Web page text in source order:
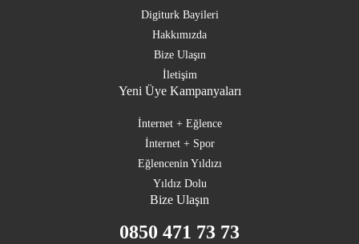
Digiturk Bayileri
Hakkımızda
Bize Ulaşın
İletişim
Yeni Üye Kampanyaları
İnternet + Eğlence
İnternet + Spor
Eğlencenin Yıldızı
Yıldız Dolu
Bize Ulaşın
0850 471 73 73